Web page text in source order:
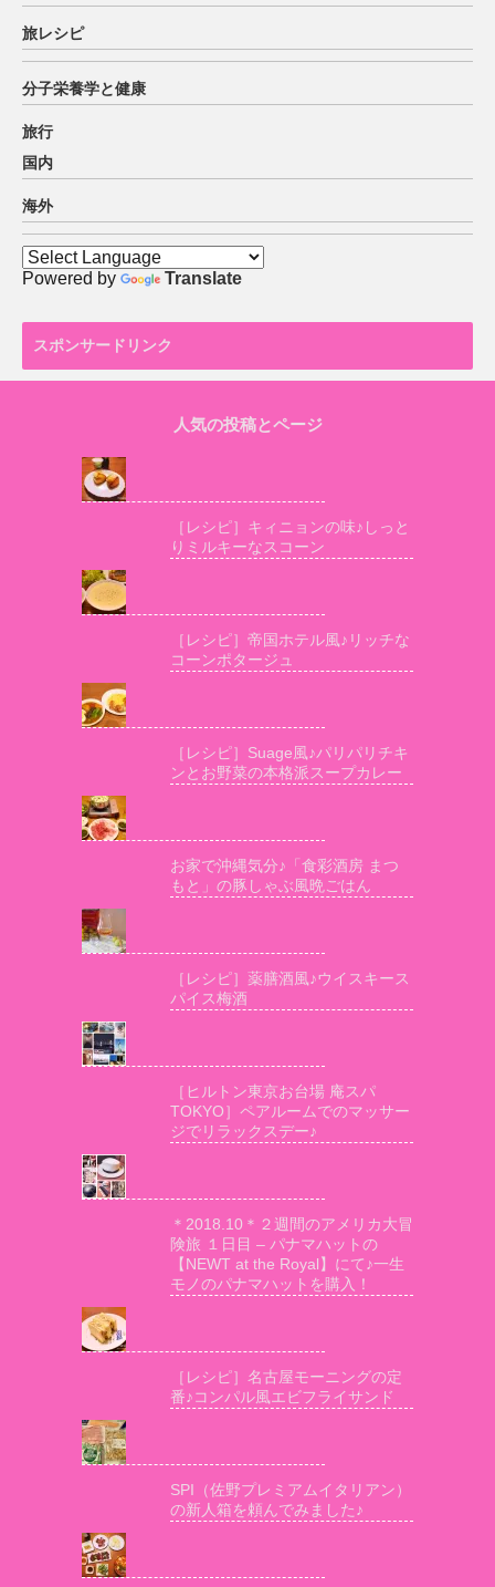
旅レシピ
分子栄養学と健康
旅行
国内
海外
Powered by Translate
スポンサードリンク
人気の投稿とページ
［レシピ］キィニョンの味♪しっと
りミルキーなスコーン
［レシピ］帝国ホテル風♪リッチな
コーンポタージュ
［レシピ］Suage風♪パリパリチキ
ンとお野菜の本格派スープカレー
お家で沖縄気分♪「食彩酒房 まつ
もと」の豚しゃぶ風晩ごはん
［レシピ］薬膳酒風♪ウイスキース
パイス梅酒
［ヒルトン東京お台場 庵スパ
TOKYO］ペアルームでのマッサー
ジでリラックスデー♪
＊2018.10＊２週間のアメリカ大冒
険旅 １日目 – パナマハットの
【NEWT at the Royal】にて♪一生
モノのパナマハットを購入！
［レシピ］名古屋モーニングの定
番♪コンパル風エビフライサンド
SPI（佐野プレミアムイタリアン）
の新人箱を頼んでみました♪